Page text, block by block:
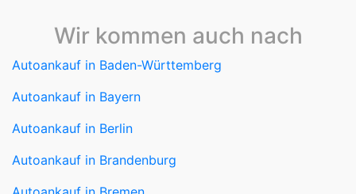
Autoankauf in Baden-Württemberg
Autoankauf in Bayern
Autoankauf in Berlin
Autoankauf in Brandenburg
Autoankauf in Bremen
Autoankauf in Hamburg